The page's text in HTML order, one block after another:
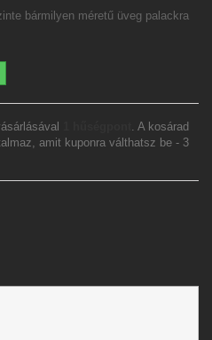
bármilyen méretű üveg palackra
. A kosárad
amit kuponra válthatsz be - 3